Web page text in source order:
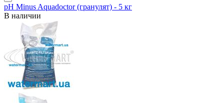
pH Minus Aquadoctor (гранулят) - 5 кг
В наличии